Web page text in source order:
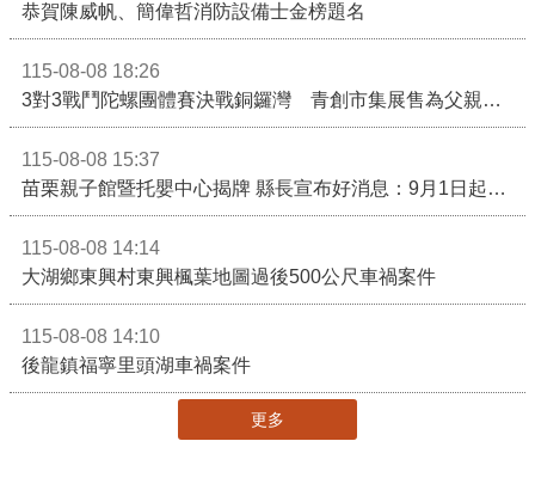
恭賀陳威帆、簡偉哲消防設備士金榜題名
115-08-08 18:26
3對3戰鬥陀螺團體賽決戰銅鑼灣 青創市集展售為父親節增添繽紛
115-08-08 15:37
苗栗親子館暨托嬰中心揭牌 縣長宣布好消息：9月1日起調降臨時托嬰費用
115-08-08 14:14
大湖鄉東興村東興楓葉地圖過後500公尺車禍案件
115-08-08 14:10
後龍鎮福寧里頭湖車禍案件
更多